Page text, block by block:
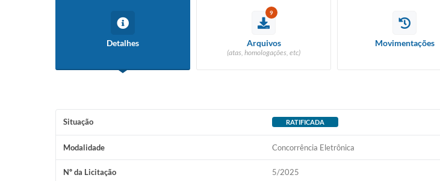
Detalhes
9
Arquivos
(atas, homologações, etc)
Movimentações
Situação RATIFICADA
Modalidade Concorrência Eletrônica
Nº da Licitação 5/2025